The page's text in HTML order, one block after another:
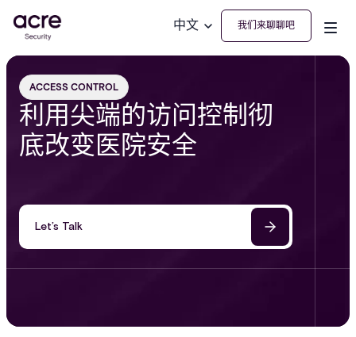
中文 我们来聊聊吧
ACCESS CONTROL
利用尖端的访问控制彻
底改变医院安全
Let’s Talk